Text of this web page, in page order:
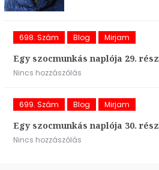
698. Szám Blog Mirjam
Egy szocmunkás naplója 29. rész
Nincs hozzászólás
699. Szám Blog Mirjam
Egy szocmunkás naplója 30. rész
Nincs hozzászólás